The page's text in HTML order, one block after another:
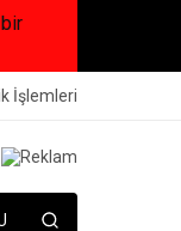
İşlemleri